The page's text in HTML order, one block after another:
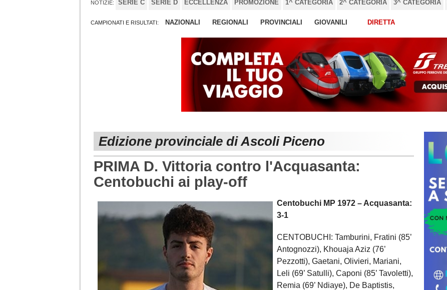
NOTIZIE: SERIE C SERIE D ECCELLENZA PROMOZIONE 1^ CATEGORIA 2^ CATEGORIA 3^ CATEGORIA
CAMPIONATI E RISULTATI: NAZIONALI REGIONALI PROVINCIALI GIOVANILI DIRETTA
Edizione provinciale di Ascoli Piceno
PRIMA D. Vittoria contro l'Acquasanta:
Centobuchi ai play-off
Centobuchi MP 1972 – Acquasanta:
3-1
CENTOBUCHI: Tamburini, Fratini (85’
Antognozzi), Khouaja Aziz (76’
Pezzotti), Gaetani, Olivieri, Mariani,
Leli (69’ Satulli), Caponi (85’ Tavoletti),
Remia (69’ Ndiaye), De Baptistis,